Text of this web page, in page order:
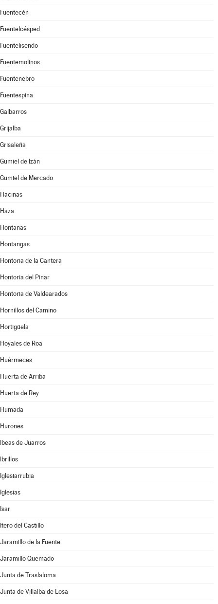
Fuentecén
Fuentelcésped
Fuentelisendo
Fuentemolinos
Fuentenebro
Fuentespina
Galbarros
Grijalba
Grisaleña
Gumiel de Izán
Gumiel de Mercado
Hacinas
Haza
Hontanas
Hontangas
Hontoria de la Cantera
Hontoria del Pinar
Hontoria de Valdearados
Hornillos del Camino
Hortigüela
Hoyales de Roa
Huérmeces
Huerta de Arriba
Huerta de Rey
Humada
Hurones
Ibeas de Juarros
Ibrillos
Iglesiarrubia
Iglesias
Isar
Itero del Castillo
Jaramillo de la Fuente
Jaramillo Quemado
Junta de Traslaloma
Junta de Villalba de Losa